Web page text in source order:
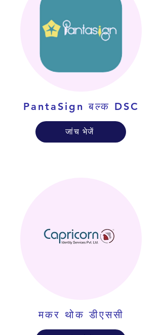
PantaSign बल्क DSC
जांच भेजें
मकर थोक डीएससी